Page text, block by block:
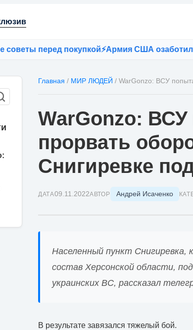
перед покупкой⚡Армия США озаботилась
Главная / МИР ЛЮДЕЙ / WarGonzo: ВСУ
WarGonzo:
прорвать
Снигиревке
ДАТА09.11.2022АВТОР Андрей Исаченко
Населенный пункт Снигиревка,
состав Херсонской области,
украинских ВС, рассказал
В результате завязался тяжелый бой.